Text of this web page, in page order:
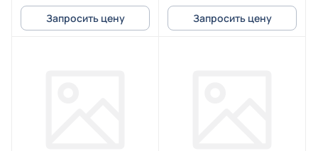
Запросить цену Запросить цену